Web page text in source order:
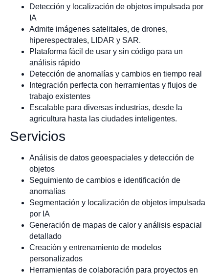
Detección y localización de objetos impulsada por
IA
Admite imágenes satelitales, de drones,
hiperespectrales, LIDAR y SAR.
Plataforma fácil de usar y sin código para un
análisis rápido
Detección de anomalías y cambios en tiempo real
Integración perfecta con herramientas y flujos de
trabajo existentes
Escalable para diversas industrias, desde la
agricultura hasta las ciudades inteligentes.
Servicios
Análisis de datos geoespaciales y detección de
objetos
Seguimiento de cambios e identificación de
anomalías
Segmentación y localización de objetos impulsada
por IA
Generación de mapas de calor y análisis espacial
detallado
Creación y entrenamiento de modelos
personalizados
Herramientas de colaboración para proyectos en